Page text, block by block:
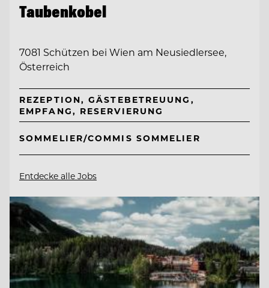
Taubenkobel
7081 Schützen bei Wien am Neusiedlersee,
Österreich
REZEPTION, GÄSTEBETREUUNG,
EMPFANG, RESERVIERUNG
SOMMELIER/COMMIS SOMMELIER
Entdecke alle Jobs